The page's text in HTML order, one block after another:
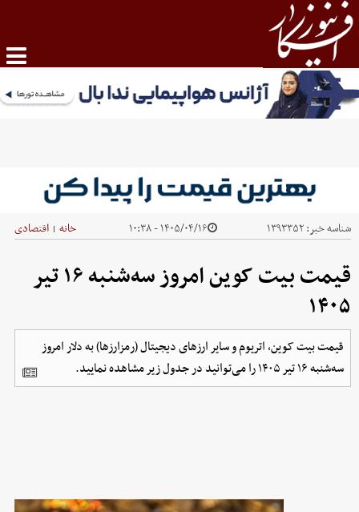
شناسه خبر:۱۳۹۳۳۵۲ ۱۴۰۵/۰۴/۱۶ - ۱۰:۳۸ خانه | اقتصادی
قیمت بیت کوین امروز سه‌شنبه ۱۶ تیر
۱۴۰۵
قیمت بیت کوین، اتریوم و سایر ارز‌های دیجیتال (رمزارزها) به دلار امروز
سه‌شنبه ۱۶ تیر ۱۴۰۵ را می‌توانید در جدول زیر مشاهده نمایید.